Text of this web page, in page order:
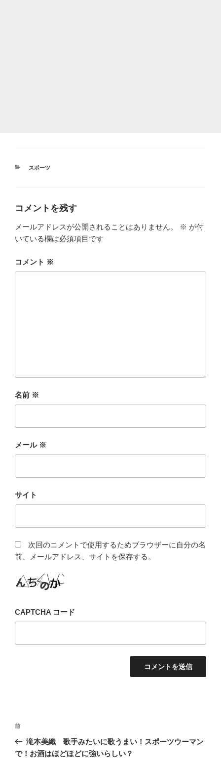
カ
スポーツ
コメントを残す
メールアドレスが公開されることはありません。 ※ が付
いている欄は必須項目です
コメント ※
名前 ※
メール ※
サイト
次回のコメントで使用するためブラウザーに自分の名
前、メールアドレス、サイトを保存する。
CAPTCHA コード
投
ナ
前
の
投
前
滝本美織 歌手みたいに歌うまい！スポーツウーマン
で！お酒はほどほどに強いらしい？